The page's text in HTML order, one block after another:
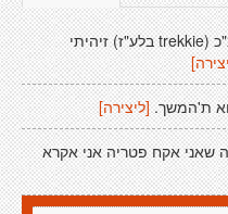
הצחקת אותי כחובב מב"כ (trekkie בלע"ז) זיהיתי
ת'המשך. [ליצירה]
אקח פטריה אני אקרא